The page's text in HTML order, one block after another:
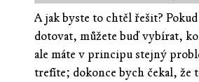
A jak byste to chtěl řešit?
dotovat, můžete buď vybírat,
ale máte v principu stejný
trefíte; dokonce bych čekal, že